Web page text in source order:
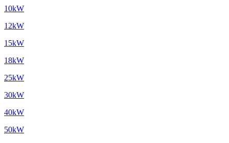
10kW
12kW
15kW
18kW
25kW
30kW
40kW
50kW